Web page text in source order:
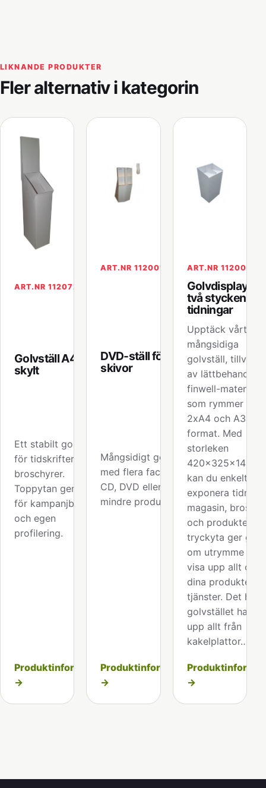
LIKNANDE PRODUKTER
Fler alternativ i kategorin
ART.NR 112072
Golvställ A4 med
skylt
Ett stabilt golvställ
för tidskrifter och
broschyrer.
Toppytan ger plats
för kampanjbudskap
och egen
profilering.
Produktinformation
→
ART.NR 112001
DVD-ställ för 32
skivor
Mångsidigt golvställ
med flera fack för
CD, DVD eller andra
mindre produkter.
Produktinformation
→
ART.NR 112004
Golvdisplay för
två stycken A4
tidningar
Upptäck vårt
mångsidiga
golvställ,
av lättbehandlat
finwell-material,
som rymmer
2xA4 och A3-
format. Med
storleken
kan du enkelt
exponera
magasin,
och produkter.
tryckyta ger gott
om utrymme att
visa upp allt om
dina produkter
tjänster. Det här
golvstället har
upp allt från
kakelplattor…
→